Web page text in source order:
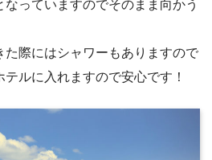
なっていますのでそのまま向かう
た際にはシャワーもありますので
ルに入れますので安心です！